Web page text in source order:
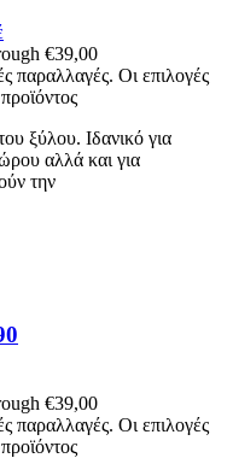
€39,00
παραλλαγές. Οι επιλογές
ξύλου. Ιδανικό για
αλλά και για
την
€39,00
παραλλαγές. Οι επιλογές